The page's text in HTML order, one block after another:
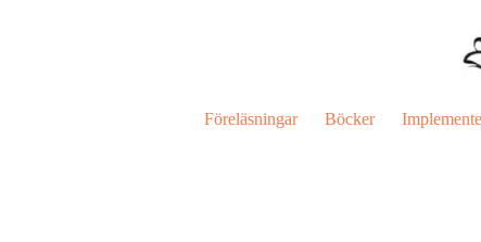
Föreläsningar Böcker